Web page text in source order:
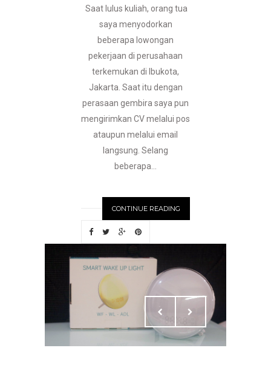
Saat lulus kuliah, orang tua
saya menyodorkan
beberapa lowongan
pekerjaan di perusahaan
terkemukan di Ibukota,
Jakarta. Saat itu dengan
perasaan gembira saya pun
mengirimkan CV melalui pos
ataupun melalui email
langsung. Selang
beberapa...
CONTINUE READING